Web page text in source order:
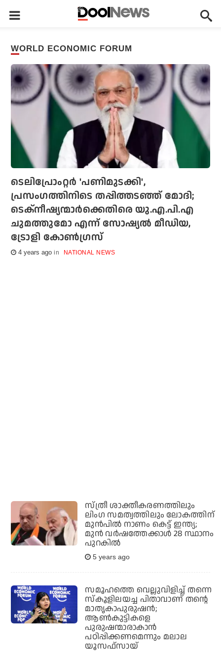
WORLD ECONOMIC FORUM
ടെലിപ്രോംറ്റര്‍ 'പണിമുടക്കി',
പ്രസംഗത്തിനിടെ തപ്പിത്തടഞ്ഞ് മോദി;
ടെക്‌നീഷ്യന്മാര്‍ക്കെതിരെ യു.എ.പി.എ
ചുമത്തുമോ എന്ന് സോഷ്യല്‍ മീഡിയ,
ട്രോളി കോണ്‍ഗ്രസ്
4 years ago NATIONAL NEWS
സ്ത്രീ ശാക്തീകരണത്തിലും
ലിംഗ സമത്വത്തിലും ലോകത്തിന്
മുന്‍പില്‍ നാണം കെട്ട് ഇന്ത്യ;
മുന്‍ വര്‍ഷത്തേക്കാള്‍ 28 സ്ഥാനം
പുറകില്‍
5 years ago
സമൂഹത്തെ വെല്ലുവിളിച്ച് തന്നെ
സ്‌കൂളിലയച്ച പിതാവാണ് തന്റെ
മാതൃകാപുരുഷന്‍;
ആണ്‍കുട്ടികളെ
പുരുഷന്മാരാകാന്‍
പഠിപ്പിക്കണമെന്നും മലാല
യൂസഫ്‌സായ്